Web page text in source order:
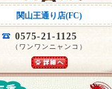
関山王通り店(FC)
0575-21-1125
（ワンワンニャンコ）